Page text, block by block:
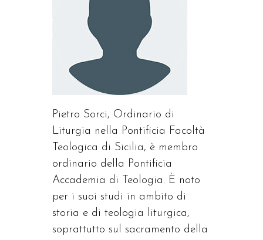
Pietro Sorci, Ordinario di
Liturgia nella Pontificia Facoltà
Teologica di Sicilia, è membro
ordinario della Pontificia
Accademia di Teologia. È noto
per i suoi studi in ambito di
storia e di teologia liturgica,
soprattutto sul sacramento della